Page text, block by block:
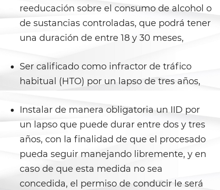
Sustained Juvenile Petitions
Transfer Hearings
Post Conviction Matters
Certificate Of Rehabilitation
Expungement
Parole
Petition to Vacate Murder
Conviction
reeducación sobre el consumo de alcohol o
de sustancias controladas, que podrá tener
una duración de entre 18 y 30 meses,
Ser calificado como infractor de tráfico
habitual (HTO) por un lapso de tres años,
Instalar de manera obligatoria un IID por
un lapso que puede durar entre dos y tres
años, con la finalidad de que el procesado
pueda seguir manejando libremente, y en
caso de que esta medida no sea
concedida, el permiso de conducir le será